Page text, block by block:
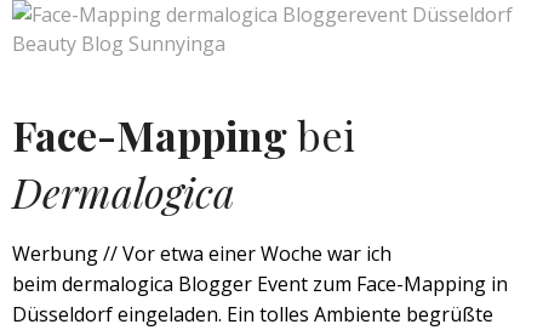
Face-Mappingbei
Dermalogica
Werbung // Vor etwa einer Woche war ich
beim dermalogica Blogger Event zum Face-Mapping in
Düsseldorf eingeladen. Ein tolles Ambiente begrüßte